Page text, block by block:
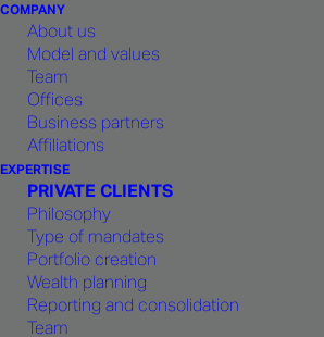
COMPANY
About us
Model and values
Team
Offices
Business partners
Affiliations
EXPERTISE
PRIVATE CLIENTS
Philosophy
Type of mandates
Portfolio creation
Wealth planning
Reporting and consolidation
Team
La part de marché des gérants
passée de 3-4% dans les années
aujourd’hui en Suisse*. Comment
cette embellie ?
C’est dû à deux facteurs,
structurel. Jusqu’à la crise, la taille